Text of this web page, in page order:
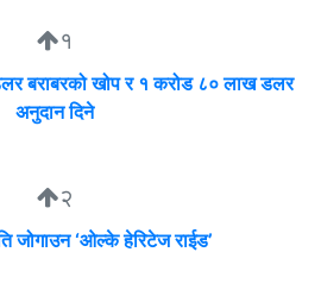
१
बराबरको खोप र १ करोड ८० लाख डलर
अनुदान दिने
२
‘ओल्के हेरिटेज राईड’